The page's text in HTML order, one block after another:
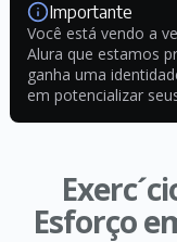
Importante
Você está vendo a
Alura que estamos
ganha uma
em potencializar
Esforço